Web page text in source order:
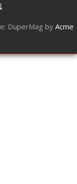
DuperMag by Acme